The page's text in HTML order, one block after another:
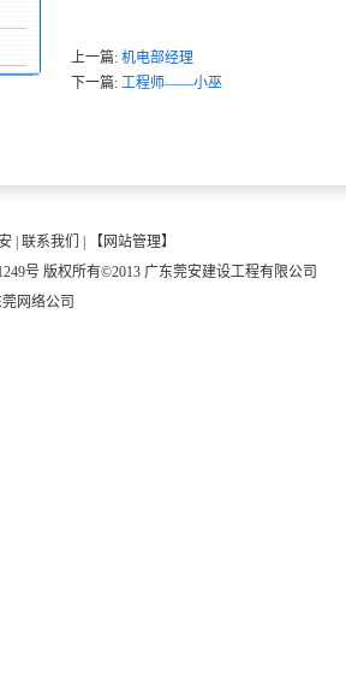
上一篇: 机电部经理
下一篇: 工程师——小巫
联系我们
【网站管理】
号 版权所有©2013 广东莞安建设工程有限公司
莞网络公司